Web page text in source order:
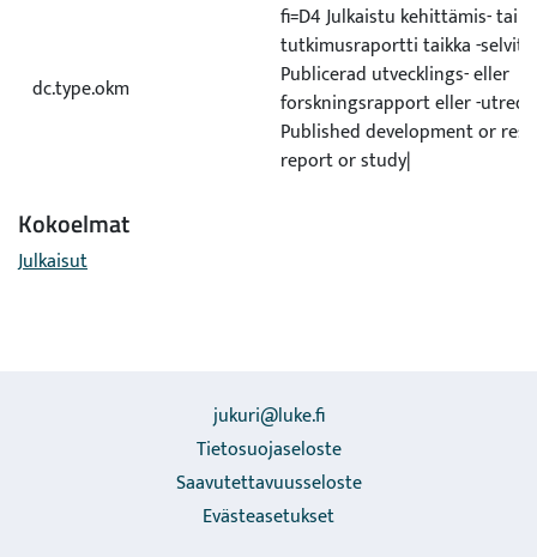
dc.type.okm
fi=D4 Julkaistu kehittämis- tai
tutkimusraportti taikka -
Publicerad utvecklings- eller
forskningsrapport eller -
Published development or
report or study|
Kokoelmat
Julkaisut
jukuri@luke.fi
Tietosuojaseloste
Saavutettavuusseloste
Evästeasetukset